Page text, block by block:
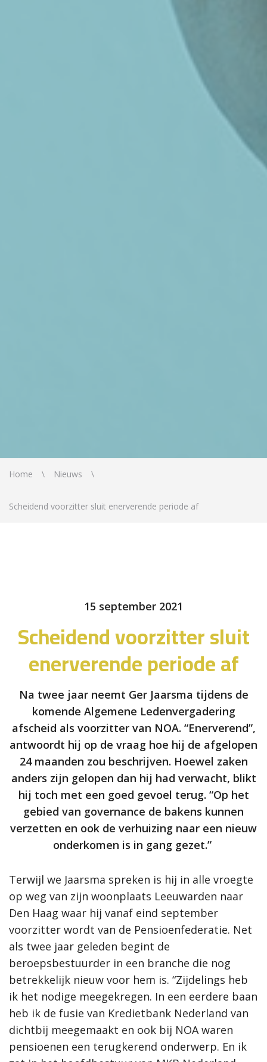
Home Nieuws
Scheidend voorzitter sluit enerverende periode af
15 september 2021
Scheidend voorzitter sluit
enerverende periode af
Na twee jaar neemt Ger Jaarsma tijdens de
komende Algemene Ledenvergadering
afscheid als voorzitter van NOA. “Enerverend”,
antwoordt hij op de vraag hoe hij de afgelopen
24 maanden zou beschrijven. Hoewel zaken
anders zijn gelopen dan hij had verwacht, blikt
hij toch met een goed gevoel terug. “Op het
gebied van governance de bakens kunnen
verzetten en ook de verhuizing naar een nieuw
onderkomen is in gang gezet.”
Terwijl we Jaarsma spreken is hij in alle vroegte
op weg van zijn woonplaats Leeuwarden naar
Den Haag waar hij vanaf eind september
voorzitter wordt van de Pensioenfederatie. Net
als twee jaar geleden begint de
beroepsbestuurder in een branche die nog
betrekkelijk nieuw voor hem is. “Zijdelings heb
ik het nodige meegekregen. In een eerdere baan
heb ik de fusie van Kredietbank Nederland van
dichtbij meegemaakt en ook bij NOA waren
pensioenen een terugkerend onderwerp. En ik